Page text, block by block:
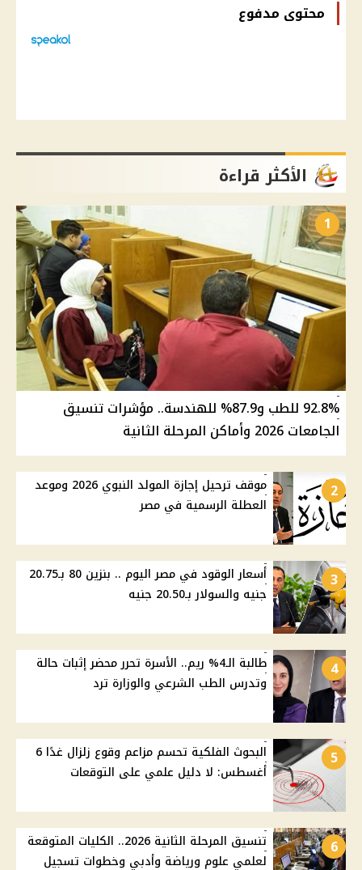
محتوى مدفوع
الأكثر قراءة
1
92.8% للطب و87.9% للهندسة.. مؤشرات تنسيق
الجامعات 2026 وأماكن المرحلة الثانية
2
موقف ترحيل إجازة المولد النبوي 2026 وموعد
العطلة الرسمية في مصر
3
أسعار الوقود في مصر اليوم .. بنزين 80 بـ20.75
جنيه والسولار بـ20.50 جنيه
4
طالبة الـ4% ريم.. الأسرة تحرر محضر إثبات حالة
وتدرس الطب الشرعي والوزارة ترد
5
البحوث الفلكية تحسم مزاعم وقوع زلزال غدًا 6
أغسطس: لا دليل علمي على التوقعات
6
تنسيق المرحلة الثانية 2026.. الكليات المتوقعة
لعلمي علوم ورياضة وأدبي وخطوات تسجيل